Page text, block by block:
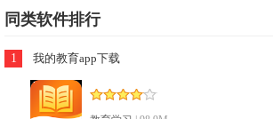
同类软件排行
1 我的教育app下载